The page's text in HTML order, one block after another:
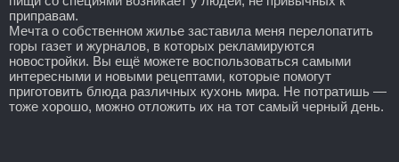
приправам.
Мечта о собственном жилье заставила меня перелопатить
горы газет и журналов, в которых рекламируются
новостройки. Вы ещё можете воспользоваться самыми
интересными и новыми рецептами, которые помогут
приготовить блюда различных кухонь мира. Не потратишь —
тоже хорошо, можно отложить их на тот самый черный день.